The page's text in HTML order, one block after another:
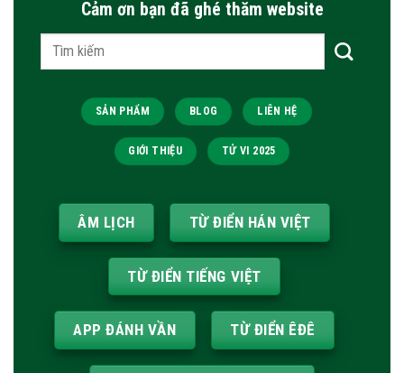
Cảm ơn bạn đã ghé thăm website
Tìm
kiếm:
SẢN PHẨM BLOG LIÊN HỆ
GIỚI THIỆU TỬ VI 2025
ÂM LỊCH TỪ ĐIỂN HÁN VIỆT
TỪ ĐIỂN TIẾNG VIỆT
APP ĐÁNH VẦN TỪ ĐIỂN ÊĐÊ